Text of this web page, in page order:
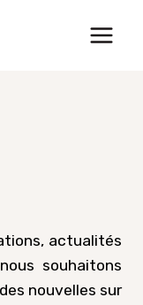
actualités
souhaitons
nouvelles sur